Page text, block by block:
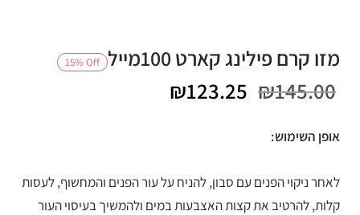
מזו קרם פילינג קארט 100מייל 15% Off
₪145.00
המחיר
₪145.00.
₪123.25
₪123.25.
אופן השימוש:
לאחר ניקוי הפנים עם סבון, להניח על עור הפנים והמחשוף, לעסות
קלות, להרטיב את קצות האצבעות במים ולהמשיך בעיסוי העור